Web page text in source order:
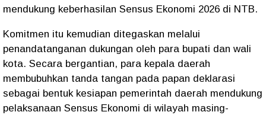
mendukung keberhasilan Sensus Ekonomi 2026 di NTB.
Komitmen itu kemudian ditegaskan melalui
penandatanganan dukungan oleh para bupati dan wali
kota. Secara bergantian, para kepala daerah
membubuhkan tanda tangan pada papan deklarasi
sebagai bentuk kesiapan pemerintah daerah mendukung
pelaksanaan Sensus Ekonomi di wilayah masing-